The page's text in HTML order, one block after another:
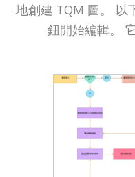
地創建 TQM 圖。 以
鈕開始編輯。